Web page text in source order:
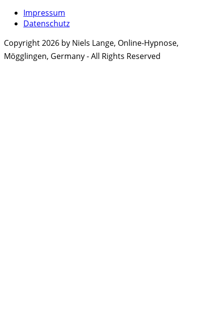
Impressum
Datenschutz
Copyright 2026 by Niels Lange, Online-Hypnose,
Mögglingen, Germany - All Rights Reserved